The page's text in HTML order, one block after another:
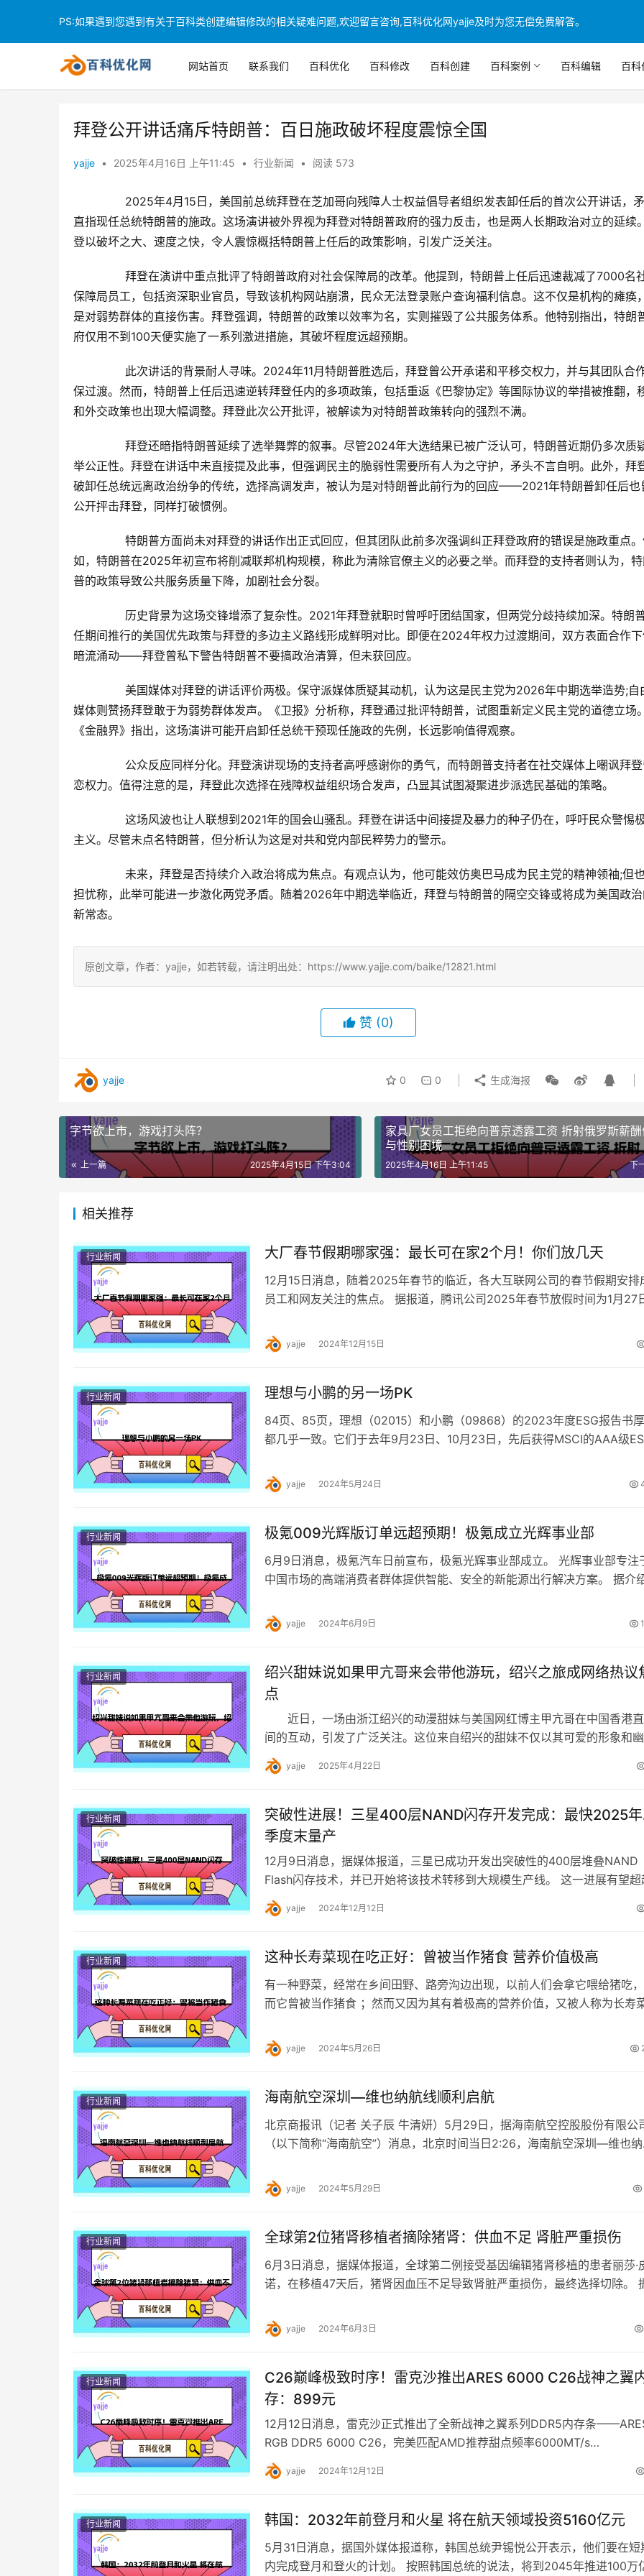
网站首页 联系我们 百科优化 百科修改 百科创建 百科案例 百科编辑 百科
拜登公开讲话痛斥特朗普：百日施政破坏程度震惊全国
yajje • 2025年4月16日 上午11:45 • 行业新闻 • 阅读 573
直指现任总统特朗普的施政。这场演讲被外界视为拜登对特朗普政府的强力反击，也是两人长期政治对立的延续
登以破坏之大、速度之快，令人震惊概括特朗普上任后的政策影响，引发广泛关注。
保障局员工，包括资深职业官员，导致该机构网站崩溃，民众无法登录账户查询福利信息。这不仅是机构的瘫痪
是对弱势群体的直接伤害。拜登强调，特朗普的政策以效率为名，实则摧毁了公共服务体系。他特别指出，特朗
府仅用不到100天便实施了一系列激进措施，其破坏程度远超预期。
保过渡。然而，特朗普上任后迅速逆转拜登任内的多项政策，包括重返《巴黎协定》等国际协议的举措被推翻，
和外交政策也出现大幅调整。拜登此次公开批评，被解读为对特朗普政策转向的强烈不满。
举公正性。拜登在讲话中未直接提及此事，但强调民主的脆弱性需要所有人为之守护，矛头不言自明。此外，拜
破卸任总统远离政治纷争的传统，选择高调发声，被认为是对特朗普此前行为的回应——2021年特朗普卸任后也
公开抨击拜登，同样打破惯例。
如，特朗普在2025年初宣布将削减联邦机构规模，称此为清除官僚主义的必要之举。而拜登的支持者则认为，
普的政策导致公共服务质量下降，加剧社会分裂。
任期间推行的美国优先政策与拜登的多边主义路线形成鲜明对比。即便在2024年权力过渡期间，双方表面合作
暗流涌动——拜登曾私下警告特朗普不要搞政治清算，但未获回应。
媒体则赞扬拜登敢于为弱势群体发声。《卫报》分析称，拜登通过批评特朗普，试图重新定义民主党的道德立场
《金融界》指出，这场演讲可能开启卸任总统干预现任施政的先例，长远影响值得观察。
恋权力。值得注意的是，拜登此次选择在残障权益组织场合发声，凸显其试图凝聚进步派选民基础的策略。
主义。尽管未点名特朗普，但分析认为这是对共和党内部民粹势力的警示。
担忧称，此举可能进一步激化两党矛盾。随着2026年中期选举临近，拜登与特朗普的隔空交锋或将成为美国政
新常态。
原创文章，作者：yajje，如若转载，请注明出处：https://www.yajje.com/baike/12821.html
赞 (0)
yajje 0 0 生成海报
字节欲上市，游戏打头阵？
上一篇 2025年4月15日 下午3:04
家具厂女员工拒绝向普京透露工资 折射俄罗斯薪
与性别困境
下
2025年4月16日 上午11:45
相关推荐
行业新闻 大厂春节假期哪家强：最长可在家2个月！你们放几天
12月15日消息，随着2025年春节的临近，各大互联网公司的春节假期安排
员工和网友关注的焦点。 据报道，腾讯公司2025年春节放假时间为1月27
yajje 2024年12月15日
行业新闻 理想与小鹏的另一场PK
84页、85页，理想（02015）和小鹏（09868）的2023年度ESG报告书
都几乎一致。它们于去年9月23日、10月23日，先后获得MSCI的AAA级
yajje 2024年5月24日
行业新闻 极氪009光辉版订单远超预期！极氪成立光辉事业部
6月9日消息，极氪汽车日前宣布，极氪光辉事业部成立。 光辉事业部专注
中国市场的高端消费者群体提供智能、安全的新能源出行解决方案。 据介
yajje 2024年6月9日
行业新闻
绍兴甜妹说如果甲亢哥来会带他游玩，绍兴之旅成网络热议
点
近日，一场由浙江绍兴的动漫甜妹与美国网红博主甲亢哥在中国香港
间的互动，引发了广泛关注。这位来自绍兴的甜妹不仅以其可爱的形象和
风趣的直播风格吸引了大批观众，还通过真诚的交…
yajje 2025年4月22日
行业新闻
突破性进展！三星400层NAND闪存开发完成：最快2025
季度末量产
12月9日消息，据媒体报道，三星已成功开发出突破性的400层堆叠NAND
Flash闪存技术，并已开始将该技术转移到大规模生产线。 这一进展有望超
前不久已宣布量产321层NAND…
yajje 2024年12月12日
行业新闻 这种长寿菜现在吃正好：曾被当作猪食 营养价值极高
有一种野菜，经常在乡间田野、路旁沟边出现，以前人们会拿它喂给猪吃
而它曾被当作猪食 ；然而又因为其有着极高的营养价值，又被人称为长寿
yajje 2024年5月26日
行业新闻 海南航空深圳—维也纳航线顺利启航
北京商报讯（记者 关子辰 牛清妍）5月29日，据海南航空控股股份有限公
（以下简称“海南航空”）消息，北京时间当日2:26，海南航空深圳—维也纳
yajje 2024年5月29日
行业新闻 全球第2位猪肾移植者摘除猪肾：供血不足 肾脏严重损伤
6月3日消息，据媒体报道，全球第二例接受基因编辑猪肾移植的患者丽莎·
诺，在移植47天后，猪肾因血压不足导致肾脏严重损伤，最终选择切除。
yajje 2024年6月3日
行业新闻
C26巅峰极致时序！雷克沙推出ARES 6000 C26战神之翼
存：899元
12月12日消息，雷克沙正式推出了全新战神之翼系列DDR5内存条
RGB DDR5 6000 C26，完美匹配AMD推荐甜点频率6000MT/s…
yajje 2024年12月12日
行业新闻 韩国：2032年前登月和火星 将在航天领域投资5160亿元
5月31日消息，据国外媒体报道称，韩国总统尹锡悦公开表示，他们要在短
内完成登月和登火的计划。 按照韩国总统的说法，将到2045年推进100万
PS:如果遇到您遇到有关于百科类创建编辑修改的相关疑难问题,欢迎留言咨询,百科优化网yajje及时为您无偿免费解答。